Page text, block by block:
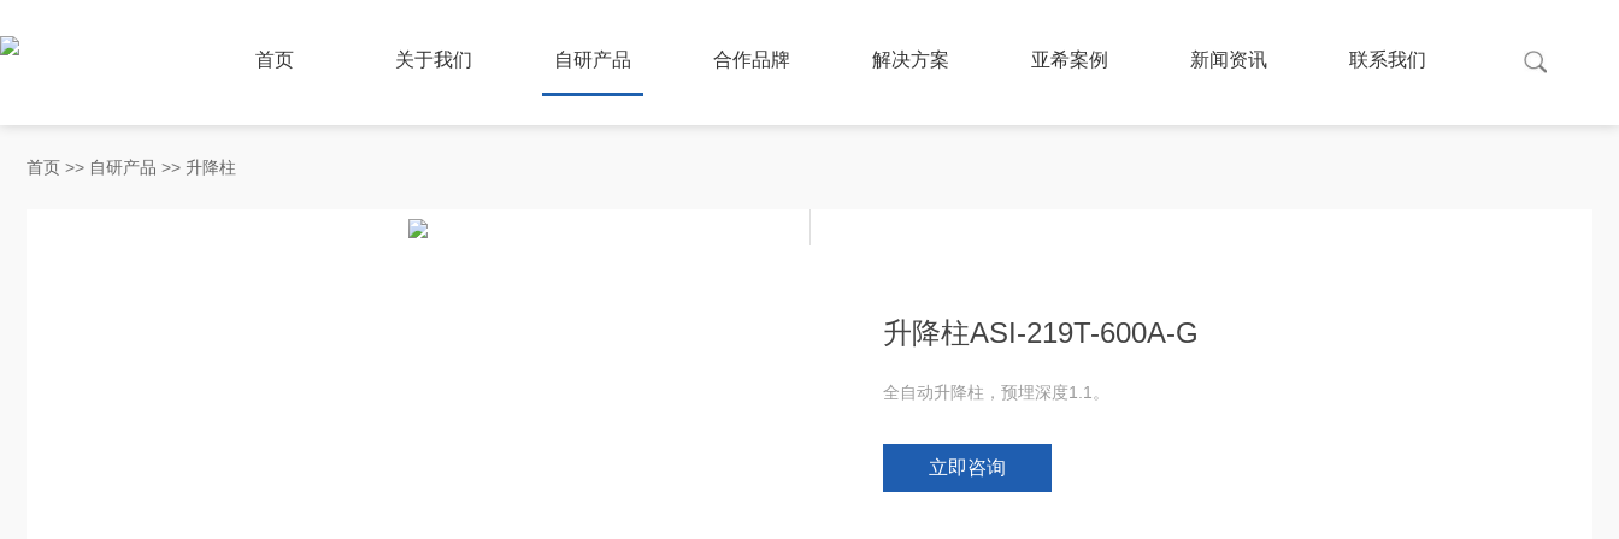
首页 关于我们 自研产品 合作品牌 解决方案 亚希案例 新闻资讯 联系我们
首页 >> 自研产品 >> 升降柱
升降柱ASI-219T-600A-G
全自动升降柱，预埋深度1.1。
立即咨询